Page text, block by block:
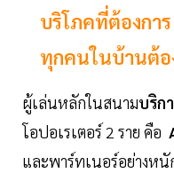
บริโภคที่ต้องกา
ทุกคนในบ้านต้
ผู้เล่นหลักในสนามบริก
โอปอเรเตอร์ 2 ราย คือ
และพาร์ทเนอร์อย่างหนั